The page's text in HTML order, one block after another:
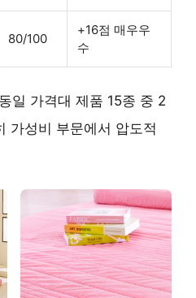
80/100
+16점 매우우
수
일 가격대 제품 15종 중 2
가성비 부문에서 압도적